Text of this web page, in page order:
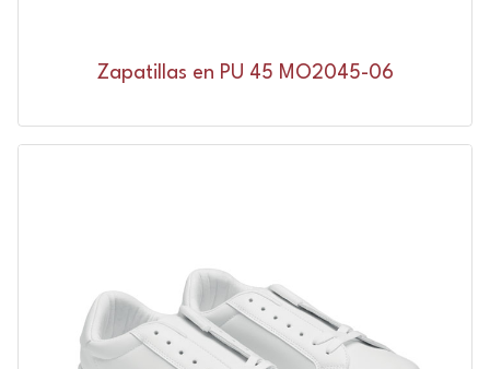
Zapatillas en PU 45 MO2045-06